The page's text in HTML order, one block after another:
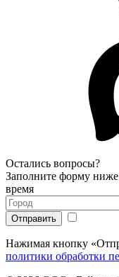
Остались вопросы?
Заполните форму
время
Нажимая кнопку
политики обработки